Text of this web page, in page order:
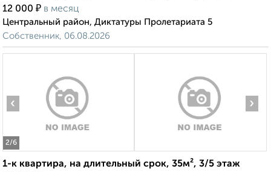
12 000 ₽ в месяц
Центральный район, Диктатуры Пролетариата 5
Собственник, 06.08.2026
2/6
‹ ›
1-к квартира, на длительный срок, 35м², 3/5 этаж